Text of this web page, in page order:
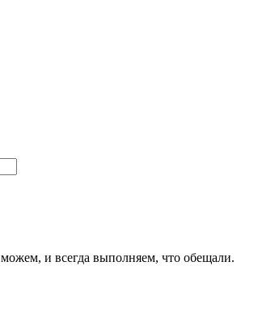
и всегда выполняем, что обещали.